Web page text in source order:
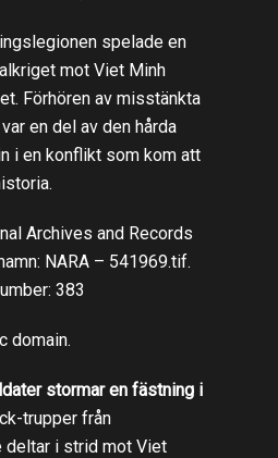
spelade en
mot Viet Minh
Förhören av misstänkta
en del av den hårda
i en konflikt som kom att
Archives and Records
NARA – 541969.tif.
383
domain.
stormar en fästning i
trupper från
deltar i strid mot Viet